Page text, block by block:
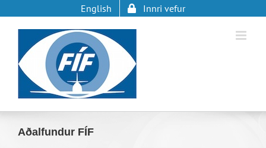
English Innri vefur
Aðalfundur FÍF